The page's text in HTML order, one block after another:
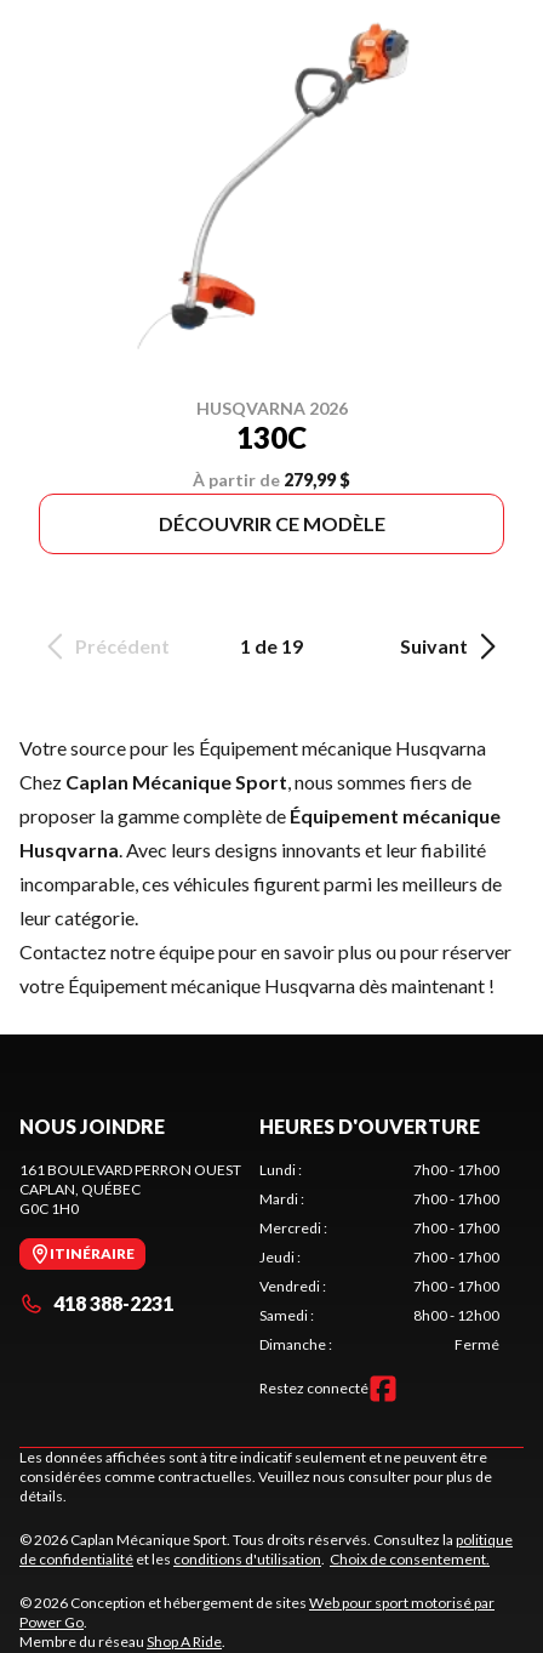
HUSQVARNA 2026
130C
À partir de 279,99 $
DÉCOUVRIR CE MODÈLE
Précédent 1 de 19 Suivant
Votre source pour les Équipement mécanique Husqvarna
Chez Caplan Mécanique Sport, nous sommes fiers de
proposer la gamme complète de Équipement mécanique
Husqvarna. Avec leurs designs innovants et leur fiabilité
incomparable, ces véhicules figurent parmi les meilleurs de
leur catégorie.
Contactez notre équipepour en savoir plus ou pour réserver
votre Équipement mécanique Husqvarna dès maintenant !
NOUS JOINDRE
161 BOULEVARD PERRON OUEST
CAPLAN, QUÉBEC
G0C 1H0
ITINÉRAIRE
418 388-2231
HEURES D'OUVERTURE
Lundi:
7h00 - 17h00
Mardi:
7h00 - 17h00
Mercredi:
7h00 - 17h00
Jeudi:
7h00 - 17h00
Vendredi:
7h00 - 17h00
Samedi:
8h00 - 12h00
Dimanche: Fermé
Restez connecté
Les données affichées sont à titre indicatif seulement et ne peuvent être
considérées comme contractuelles. Veuillez nous consulter pour plus de
détails.
© 2026 Caplan Mécanique Sport. Tous droits réservés. Consultez la politique
de confidentialité et les conditions d'utilisation. Choix de consentement.
© 2026 Conception et hébergement de sites Web pour sport motorisé par
Power Go.
Membre du réseau Shop A Ride.